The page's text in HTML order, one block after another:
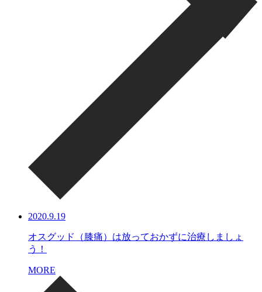
2020.9.19
オスグッド（膝痛）は放っておかずに治療しましょ
う！
MORE